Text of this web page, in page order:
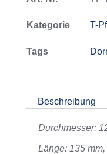
Kategorie T-
Tags
Beschreibung
Durchmesser:
Länge: 135